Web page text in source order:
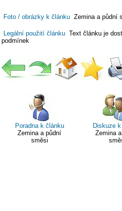
Foto / obrázky k článku Zemina a půdní
Legální použití článku Text článku je
podmínek
Poradna k článku
Zemina a půdní
směsi
Diskuze
Zemina